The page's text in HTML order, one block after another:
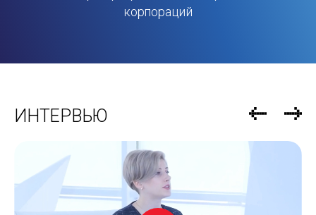
корпораций
ИНТЕРВЬЮ